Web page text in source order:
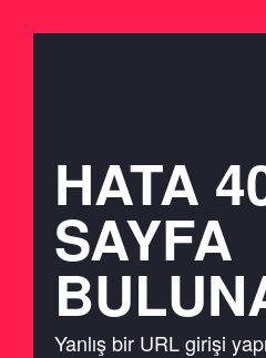
HATA
SAYFA
Yanlış bir URL girişi